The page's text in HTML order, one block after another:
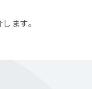
ます。